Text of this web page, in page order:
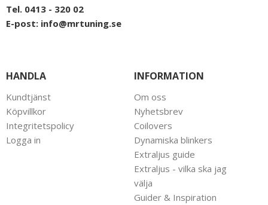
Tel. 0413 - 320 02
E-post: info@mrtuning.se
HANDLA
Kundtjänst
Köpvillkor
Integritetspolicy
Logga in
INFORMATION
Om oss
Nyhetsbrev
Coilovers
Dynamiska blinkers
Extraljus guide
Extraljus - vilka ska jag
välja
Guider & Inspiration